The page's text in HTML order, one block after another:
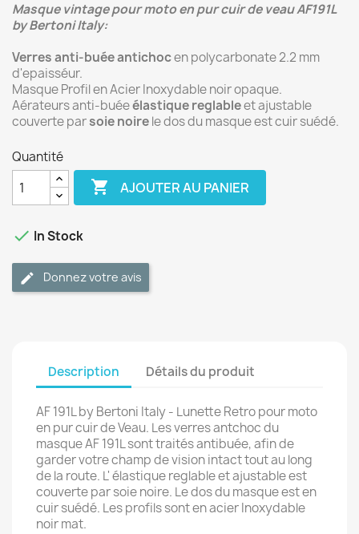
Masque vintage pour moto en pur cuir de veau AF191L
by Bertoni Italy:
Verres anti-buée antichocen polycarbonate 2.2 mm
d'epaisséur.
Masque Profil en Acier Inoxydable noir opaque.
Aérateurs anti-buéeélastique reglableet ajustable
couverte parsoie noirele dos du masque est cuir suédé.
Quantité
 AJOUTER AU PANIER
 In Stock
Donnez votre avis
Description Détails du produit
AF 191L by Bertoni Italy - Lunette Retro pour moto
en pur cuir de Veau. Les verres antchoc du
masque AF 191L sont traités antibuée, afin de
garder votre champ de vision intact tout au long
de la route. L' élastique reglable et ajustable est
couverte par soie noire. Le dos du masque est en
cuir suédé. Les profils sont en acier Inoxydable
noir mat.